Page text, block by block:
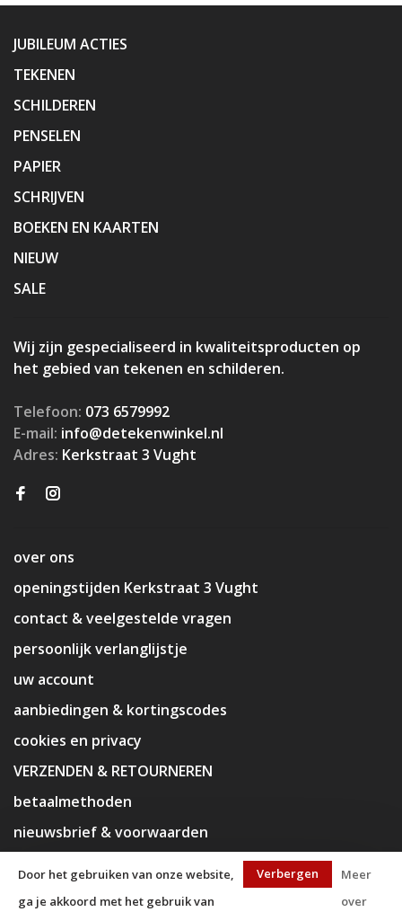
JUBILEUM ACTIES
TEKENEN
SCHILDEREN
PENSELEN
PAPIER
SCHRIJVEN
BOEKEN EN KAARTEN
NIEUW
SALE
Wij zijn gespecialiseerd in kwaliteitsproducten op
het gebied van tekenen en schilderen.
Telefoon: 073 6579992
E-mail: info@detekenwinkel.nl
Adres: Kerkstraat 3 Vught
over ons
openingstijden Kerkstraat 3 Vught
contact & veelgestelde vragen
persoonlijk verlanglijstje
uw account
aanbiedingen & kortingscodes
cookies en privacy
VERZENDEN & RETOURNEREN
betaalmethoden
nieuwsbrief & voorwaarden
Door het gebruiken van onze website,
ga je akkoord met het gebruik van
Verbergen
Meer
over